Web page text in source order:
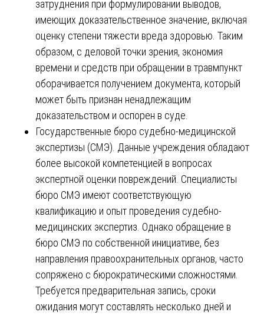
затруднения при формулировании выводов,
имеющих доказательственное значение, включая
оценку степени тяжести вреда здоровью. Таким
образом, с деловой точки зрения, экономия
времени и средств при обращении в травмпункт
оборачивается получением документа, который
может быть признан ненадлежащим
доказательством и оспорен в суде.
Государственные бюро судебно-медицинской
экспертизы (СМЭ). Данные учреждения обладают
более высокой компетенцией в вопросах
экспертной оценки повреждений. Специалисты
бюро СМЭ имеют соответствующую
квалификацию и опыт проведения судебно-
медицинских экспертиз. Однако обращение в
бюро СМЭ по собственной инициативе, без
направления правоохранительных органов, часто
сопряжено с бюрократическими сложностями.
Требуется предварительная запись, сроки
ожидания могут составлять несколько дней и